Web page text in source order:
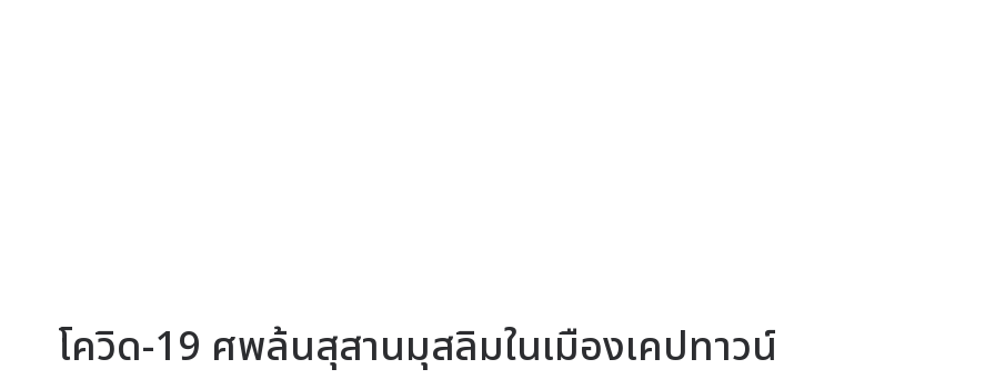
โควิด-19 ศพล้นสุสานมุสลิมในเมืองเคปทาวน์